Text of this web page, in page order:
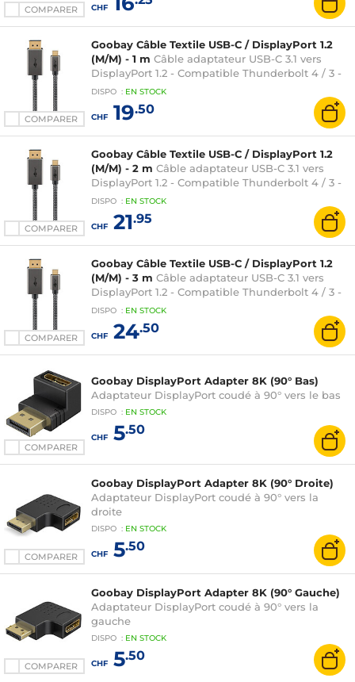
COMPARER CHF
COMPARER
Goobay Câble Textile USB-C / DisplayPort 1.2
(M/M) - 1 m Câble adaptateur USB-C 3.1 vers
DisplayPort 1.2 - Compatible Thunderbolt 4 / 3 -
Mâle / Mâle - 1 mètre (compatible 4K@60Hz)
DISPO : EN STOCK
CHF19.50
COMPARER
Goobay Câble Textile USB-C / DisplayPort 1.2
(M/M) - 2 m Câble adaptateur USB-C 3.1 vers
DisplayPort 1.2 - Compatible Thunderbolt 4 / 3 -
Mâle / Mâle - 2 mètres (compatible 4K@60Hz)
DISPO : EN STOCK
CHF21.95
COMPARER
Goobay Câble Textile USB-C / DisplayPort 1.2
(M/M) - 3 m Câble adaptateur USB-C 3.1 vers
DisplayPort 1.2 - Compatible Thunderbolt 4 / 3 -
Mâle / Mâle - 3 mètres (compatible 4K@60Hz)
DISPO : EN STOCK
CHF24.50
COMPARER
Goobay DisplayPort Adapter 8K (90° Bas)
Adaptateur DisplayPort coudé à 90° vers le bas
DISPO : EN STOCK
CHF5.50
COMPARER
Goobay DisplayPort Adapter 8K (90° Droite)
Adaptateur DisplayPort coudé à 90° vers la
droite
DISPO : EN STOCK
CHF5.50
COMPARER
Goobay DisplayPort Adapter 8K (90° Gauche)
Adaptateur DisplayPort coudé à 90° vers la
gauche
DISPO : EN STOCK
CHF5.50